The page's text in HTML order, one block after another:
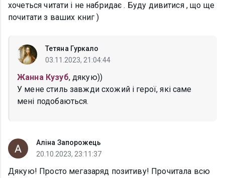
хочеться читати і не набридає . Буду дивитися , що ще
почитати з ваших книг )
Тетяна Гуркало
03.11.2023, 21:04:44
Жанна Кузуб, дякую))
У мене стиль завжди схожий і герої, які саме
мені подобаються.
Аліна Запорожець
20.10.2023, 23:11:37
Дякую! Просто мегазаряд позитиву! Прочитала всю